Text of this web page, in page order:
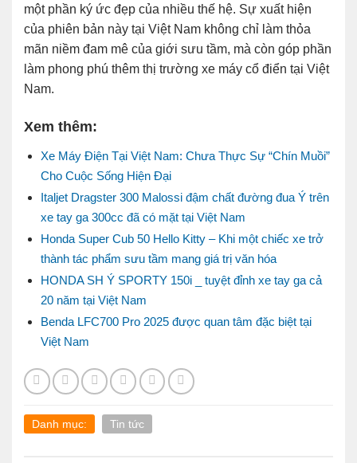
một phần ký ức đẹp của nhiều thế hệ. Sự xuất hiện
của phiên bản này tại Việt Nam không chỉ làm thỏa
mãn niềm đam mê của giới sưu tầm, mà còn góp phần
làm phong phú thêm thị trường xe máy cổ điển tại Việt
Nam.
Xem thêm:
Xe Máy Điện Tại Việt Nam: Chưa Thực Sự “Chín Muồi”
Cho Cuộc Sống Hiện Đại
Italjet Dragster 300 Malossi đậm chất đường đua Ý trên
xe tay ga 300cc đã có mặt tại Việt Nam
Honda Super Cub 50 Hello Kitty – Khi một chiếc xe trở
thành tác phẩm sưu tầm mang giá trị văn hóa
HONDA SH Ý SPORTY 150i _ tuyệt đỉnh xe tay ga cả
20 năm tại Việt Nam
Benda LFC700 Pro 2025 được quan tâm đặc biệt tại
Việt Nam
Danh mục: Tin tức